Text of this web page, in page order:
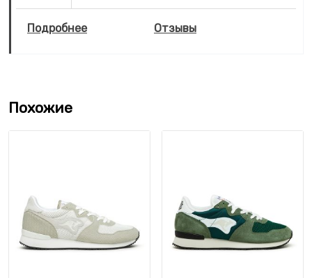
Подробнее Отзывы
Похожие